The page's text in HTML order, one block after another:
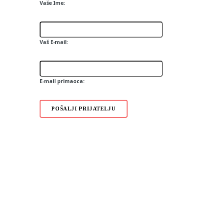
C905i
S302i
F305
G502
Vaše Ime:
Vaš E-mail:
E-mail primaoca:
POŠALJI PRIJATELJU